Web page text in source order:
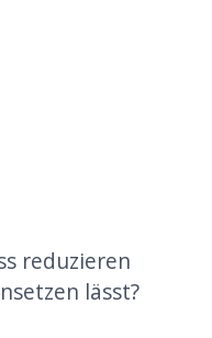
reduzieren
lässt?